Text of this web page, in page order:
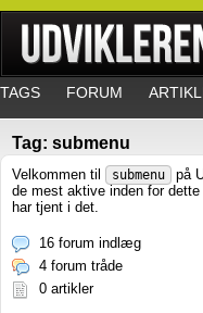
TAGS FORUM
Tag: submenu
Velkommen til submenu
på
de mest aktive inden for
har tjent i det.
16 forum indlæg
4 forum tråde
0 artikler